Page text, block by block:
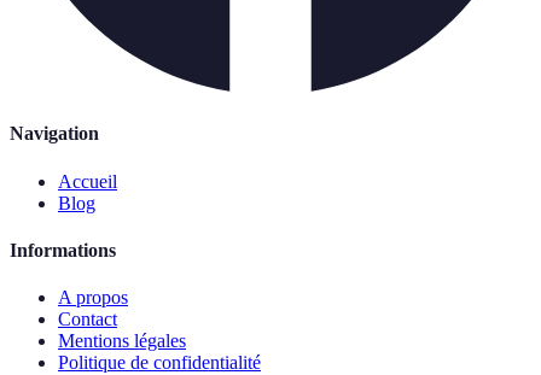
Navigation
Accueil
Blog
Informations
A propos
Contact
Mentions légales
Politique de confidentialité